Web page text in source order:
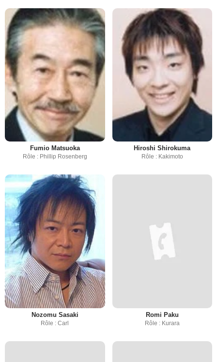
Fumio Matsuoka
Rôle : Phillip Rosenberg
Hiroshi Shirokuma
Rôle : Kakimoto
Nozomu Sasaki
Rôle : Carl
Romi Paku
Rôle : Kurara